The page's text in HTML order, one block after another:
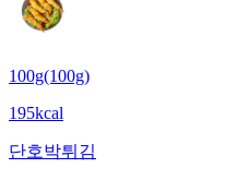
100g(100g)
195kcal
단호박튀김